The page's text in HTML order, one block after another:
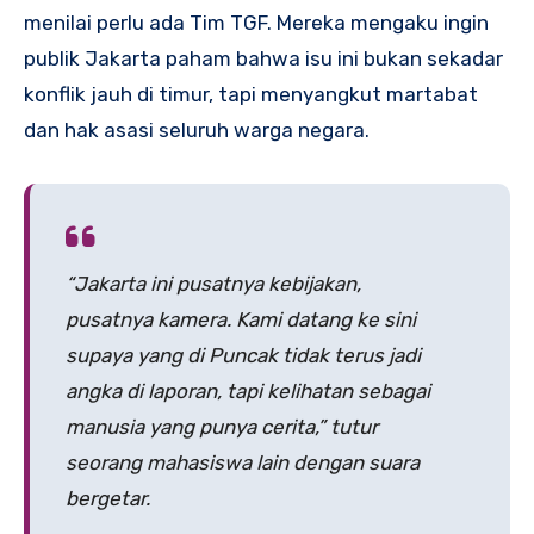
menilai perlu ada Tim TGF. Mereka mengaku ingin
publik Jakarta paham bahwa isu ini bukan sekadar
konflik jauh di timur, tapi menyangkut martabat
dan hak asasi seluruh warga negara.
“Jakarta ini pusatnya kebijakan,
pusatnya kamera. Kami datang ke sini
supaya yang di Puncak tidak terus jadi
angka di laporan, tapi kelihatan sebagai
manusia yang punya cerita,” tutur
seorang mahasiswa lain dengan suara
bergetar.